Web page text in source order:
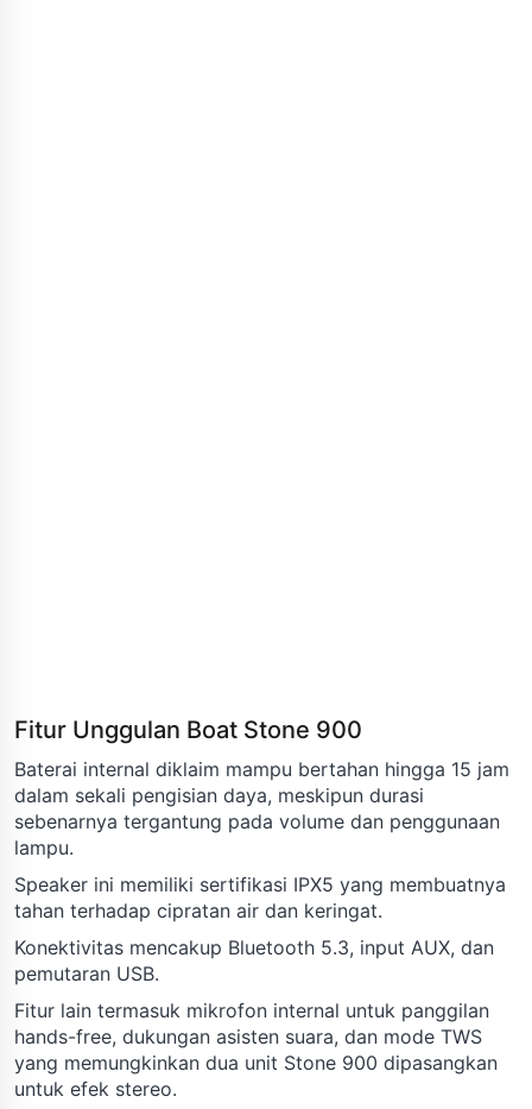
Fitur Unggulan Boat Stone 900
Baterai internal diklaim mampu bertahan hingga 15 jam
dalam sekali pengisian daya, meskipun durasi
sebenarnya tergantung pada volume dan penggunaan
lampu.
Speaker ini memiliki sertifikasi IPX5 yang membuatnya
tahan terhadap cipratan air dan keringat.
Konektivitas mencakup Bluetooth 5.3, input AUX, dan
pemutaran USB.
Fitur lain termasuk mikrofon internal untuk panggilan
hands-free, dukungan asisten suara, dan mode TWS
yang memungkinkan dua unit Stone 900 dipasangkan
untuk efek stereo.